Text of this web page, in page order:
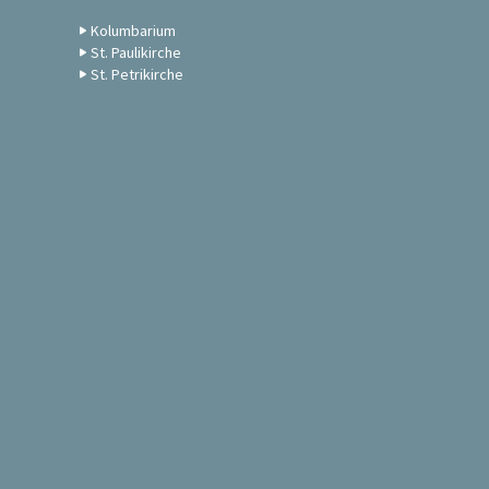
Kolumbarium
St. Paulikirche
St. Petrikirche